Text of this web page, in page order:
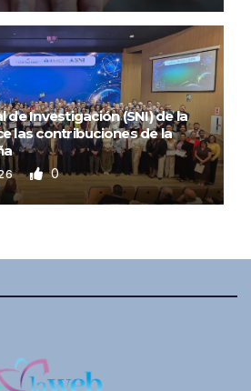
de Investigación (SNI) de la
las contribuciones de la
0